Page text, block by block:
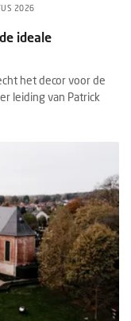
2026
ideale
het decor voor de
leiding van Patrick